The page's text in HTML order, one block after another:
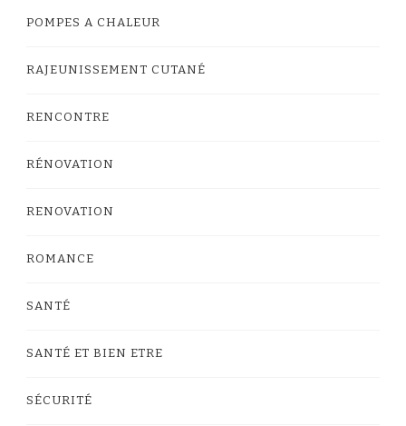
POMPES A CHALEUR
RAJEUNISSEMENT CUTANÉ
RENCONTRE
RÉNOVATION
RENOVATION
ROMANCE
SANTÉ
SANTÉ ET BIEN ETRE
SÉCURITÉ